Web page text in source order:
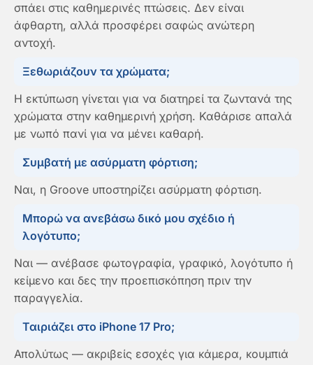
σπάει στις καθημερινές πτώσεις. Δεν είναι
άφθαρτη, αλλά προσφέρει σαφώς ανώτερη
αντοχή.
Ξεθωριάζουν τα χρώματα;
Η εκτύπωση γίνεται για να διατηρεί τα ζωντανά της
χρώματα στην καθημερινή χρήση. Καθάρισε απαλά
με νωπό πανί για να μένει καθαρή.
Συμβατή με ασύρματη φόρτιση;
Ναι, η Groove υποστηρίζει ασύρματη φόρτιση.
Μπορώ να ανεβάσω δικό μου σχέδιο ή
λογότυπο;
Ναι — ανέβασε φωτογραφία, γραφικό, λογότυπο ή
κείμενο και δες την προεπισκόπηση πριν την
παραγγελία.
Ταιριάζει στο iPhone 17 Pro;
Απολύτως — ακριβείς εσοχές για κάμερα, κουμπιά